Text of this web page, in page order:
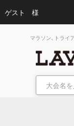
ゲスト 様
マラソン､トライ